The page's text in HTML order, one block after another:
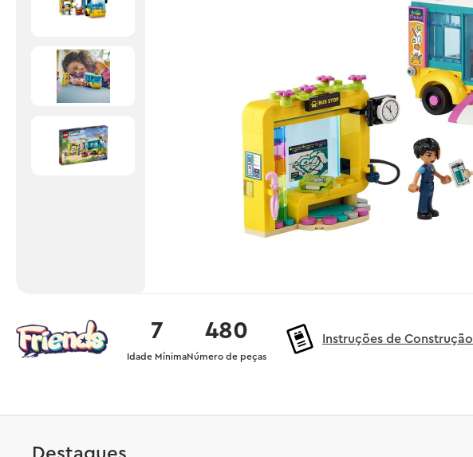
480
Número de peças
7
Idade Mínima
Instruções de Construção